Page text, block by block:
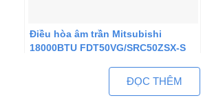
Điều hòa âm trần Mitsubishi
18000BTU FDT50VG/SRC50ZSX-S
ĐỌC THÊM